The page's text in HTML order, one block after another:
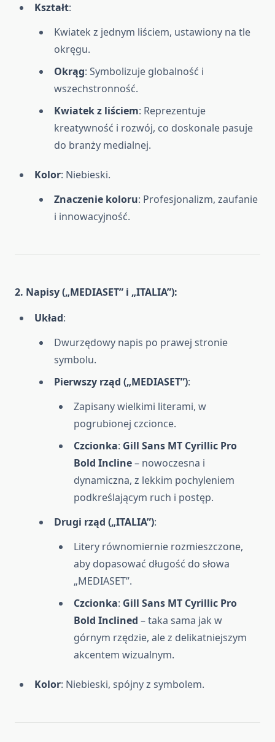
Kształt:
Kwiatek z jednym liściem, ustawiony na tle
okręgu.
Okrąg: Symbolizuje globalność i
wszechstronność.
Kwiatek z liściem: Reprezentuje
kreatywność i rozwój, co doskonale pasuje
do branży medialnej.
Kolor: Niebieski.
Znaczenie koloru: Profesjonalizm, zaufanie
i innowacyjność.
2. Napisy („MEDIASET” i „ITALIA”):
Układ:
Dwurzędowy napis po prawej stronie
symbolu.
Pierwszy rząd („MEDIASET”):
Zapisany wielkimi literami, w
pogrubionej czcionce.
Czcionka: Gill Sans MT Cyrillic Pro
Bold Incline– nowoczesna i
dynamiczna, z lekkim pochyleniem
podkreślającym ruch i postęp.
Drugi rząd („ITALIA”):
Litery równomiernie rozmieszczone,
aby dopasować długość do słowa
„MEDIASET”.
Czcionka: Gill Sans MT Cyrillic Pro
Bold Inclined – taka sama jak w
górnym rzędzie, ale z delikatniejszym
akcentem wizualnym.
Kolor: Niebieski, spójny z symbolem.